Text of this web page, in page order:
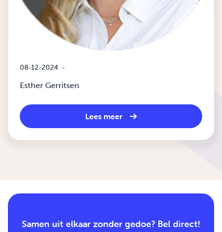
08-12-2024 -
Esther Gerritsen
Lees meer
Samen uit elkaar zonder gedoe? Bel direct!